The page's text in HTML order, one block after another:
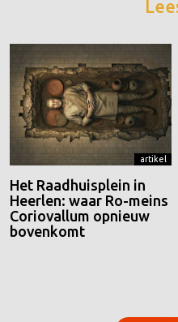
artikel
Het Raadhuisplein in
Heerlen: waar Ro-meins
Coriovallum opnieuw
bovenkomt